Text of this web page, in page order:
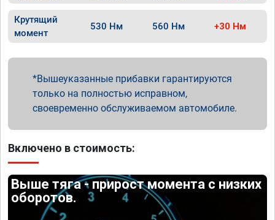
Крутящий
момент
530 Нм 560 Нм +30 Нм
Вышеуказанные прибавки гарантируются
только на полностью исправном,
своевременно обслуживаемом автомобиле.
Включено в стоимость:
Выше тяга - прирост момента с низких
оборотов.